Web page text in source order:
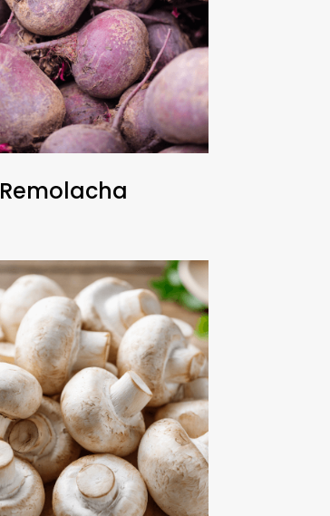
Remolacha